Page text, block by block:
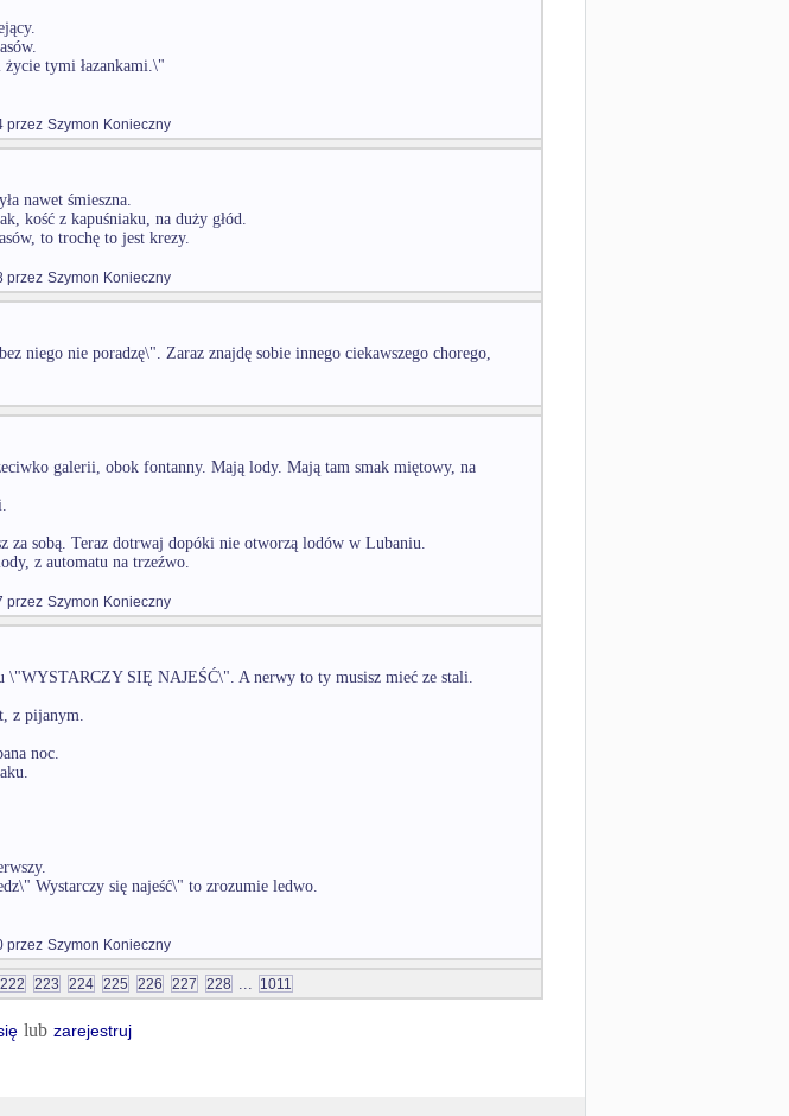
tymi łazankami.\"
przez Szymon Konieczny
nawet śmieszna.
kość z kapuśniaku, na duży głód.
to trochę to jest krezy.
przez Szymon Konieczny
niego nie poradzę\". Zaraz znajdę sobie innego ciekawszego chorego,
galerii, obok fontanny. Mają lody. Mają tam smak miętowy, na
za sobą. Teraz dotrwaj dopóki nie otworzą lodów w Lubaniu.
z automatu na trzeźwo.
przez Szymon Konieczny
\"WYSTARCZY SIĘ NAJEŚĆ\". A nerwy to ty musisz mieć ze stali.
z pijanym.
noc.
Wystarczy się najeść\" to zrozumie ledwo.
przez Szymon Konieczny
222 223 224 225 226 227 228 ... 1011
lub zarejestruj